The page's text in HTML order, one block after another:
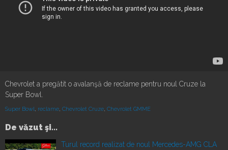
Chevrolet a pregătit o avalanşă de reclame pentru noul Cruze la
Super Bowl.
Super Bowl, reclame, Chevrolet Cruze, Chevrolet GMME
De văzut şi...
Turul record realizat de noul Mercedes-AMG CLA